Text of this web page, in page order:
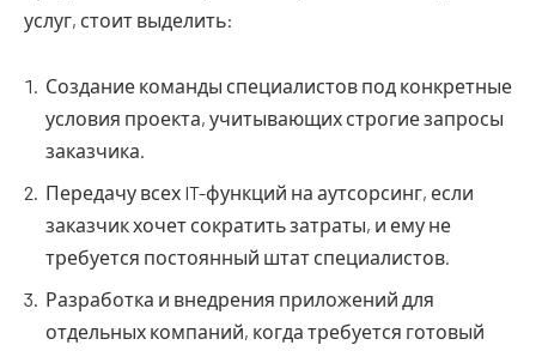
услуг, стоит выделить:
Создание команды специалистов под конкретные
условия проекта, учитывающих строгие запросы
заказчика.
Передачу всех IT-функций на аутсорсинг, если
заказчик хочет сократить затраты, и ему не
требуется постоянный штат специалистов.
Разработка и внедрения приложений для
отдельных компаний, когда требуется готовый